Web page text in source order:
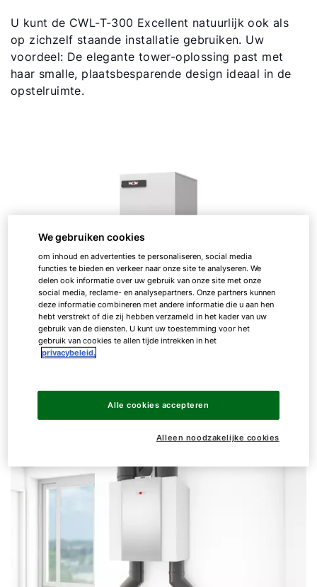
U kunt de CWL-T-300 Excellent natuurlijk ook als
op zichzelf staande installatie gebruiken. Uw
voordeel: De elegante tower-oplossing past met
haar smalle, plaatsbesparende design ideaal in de
opstelruimte.
Uw voordelen met de WOLF
CWL-T-300
We gebruiken cookies
om inhoud en advertenties te personaliseren, social media
functies te bieden en verkeer naar onze site te analyseren. We
delen ook informatie over uw gebruik van onze site met onze
social media, reclame- en analysepartners. Onze partners kunnen
deze informatie combineren met andere informatie die u aan hen
hebt verstrekt of die zij hebben verzameld in het kader van uw
gebruik van de diensten. U kunt uw toestemming voor het
gebruik van cookies te allen tijde intrekken in het
privacybeleid.
Alleen noodzakelijke cookies
Alle cookies accepteren